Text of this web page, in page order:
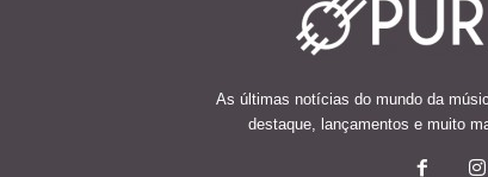
As últimas notícias do mundo da
destaque, lançamentos e muito